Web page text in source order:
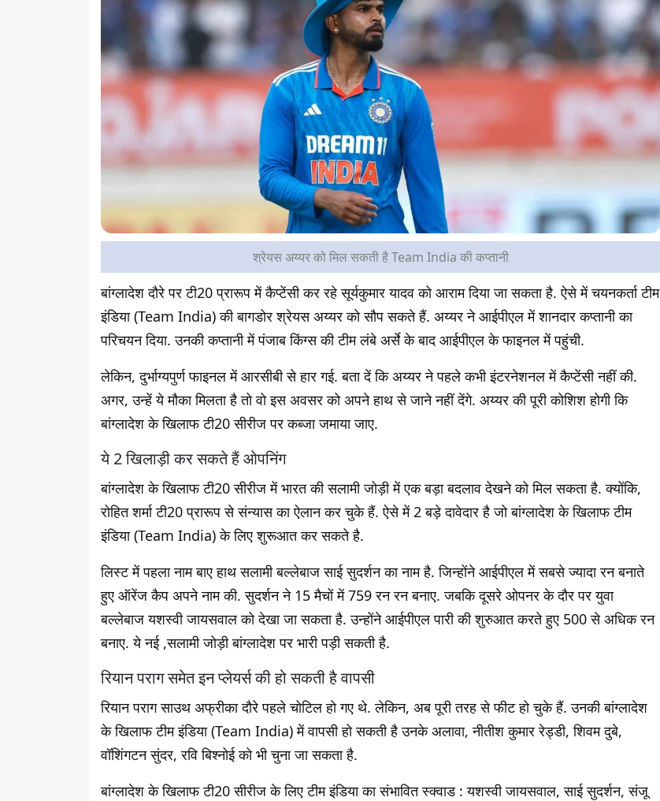
श्रेयस अय्यर को मिल सकती है Team India की कप्तानी
बांग्लादेश दौरे पर टी20 प्रारूप में कैप्टेंसी कर रहे सूर्यकुमार यादव को आराम दिया जा सकता है. ऐसे में चयनकर्ता टीम
इंडिया (Team India) की बागडोर श्रेयस अय्यर को सौप सकते हैं. अय्यर ने आईपीएल में शानदार कप्तानी का
परिचयन दिया. उनकी कप्तानी में पंजाब किंग्स की टीम लंबे अर्से के बाद आईपीएल के फाइनल में पहुंची.
लेकिन, दुर्भाग्यपुर्ण फाइनल में आरसीबी से हार गई. बता दें कि अय्यर ने पहले कभी इंटरनेशनल में कैप्टेंसी नहीं की.
अगर, उन्हें ये मौका मिलता है तो वो इस अवसर को अपने हाथ से जाने नहीं देंगे. अय्यर की पूरी कोशिश होगी कि
बांग्लादेश के खिलाफ टी20 सीरीज पर कब्जा जमाया जाए.
ये 2 खिलाड़ी कर सकते हैं ओपनिंग
बांग्लादेश के खिलाफ टी20 सीरीज में भारत की सलामी जोड़ी में एक बड़ा बदलाव देखने को मिल सकता है. क्योंकि,
रोहित शर्मा टी20 प्रारूप से संन्यास का ऐलान कर चुके हैं. ऐसे में 2 बड़े दावेदार है जो बांग्लादेश के खिलाफ टीम
इंडिया (Team India) के लिए शुरूआत कर सकते है.
लिस्ट में पहला नाम बाए हाथ सलामी बल्लेबाज साई सुदर्शन का नाम है. जिन्होंने आईपीएल में सबसे ज्यादा रन बनाते
हुए ऑरेंज कैप अपने नाम की. सुदर्शन ने 15 मैचों में759 रन रन बनाए. जबकि दूसरे ओपनर के दौर पर युवा
बल्लेबाज यशस्वी जायसवाल को देखा जा सकता है. उन्होंने आईपीएल पारी की शुरुआत करते हुए 500 से अधिक रन
बनाए. ये नई ,सलामी जोड़ी बांग्लादेश पर भारी पड़ी सकती है.
रियान पराग समेत इन प्लेयर्स की हो सकती है वापसी
रियान पराग साउथ अफ्रीका दौरे पहले चोटिल हो गए थे. लेकिन, अब पूरी तरह से फीट हो चुके हैं. उनकी बांग्लादेश
के खिलाफ टीम इंडिया (Team India) में वापसी हो सकती है उनके अलावा, नीतीश कुमार रेड्डी, शिवम दुबे,
वॉशिंगटन सुंदर, रवि बिश्नोई को भी चुना जा सकता है.
बांग्लादेश के खिलाफ टी20 सीरीज के लिए टीम इंडिया का संभावित स्क्वाड: यशस्वी जायसवाल, साई सुदर्शन, संजू